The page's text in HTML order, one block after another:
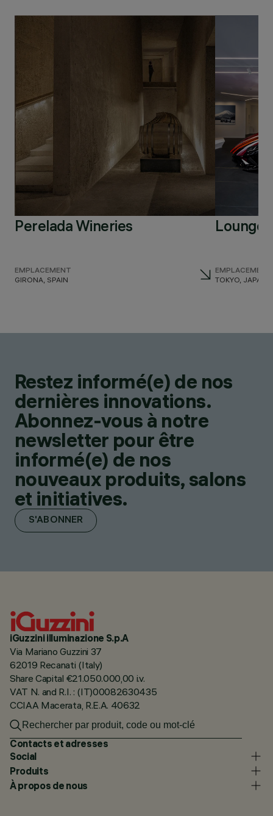
Perelada Wineries
EMPLACEMENT
GIRONA, SPAIN
Lounge
EMPLACEMENT
TOKYO, JAPAN
Restez informé(e) de nos
dernières innovations.
Abonnez-vous à notre
newsletter pour être
informé(e) de nos
nouveaux produits, salons
et initiatives.
S'ABONNER
iGuzzini illuminazione S.p.A
Via Mariano Guzzini 37
62019 Recanati (Italy)
Share Capital €21.050.000,00 i.v.
VAT N. and R.I. : (IT)00082630435
CCIAA Macerata, R.E.A. 40632
Contacts et adresses
Social
Produits
À propos de nous